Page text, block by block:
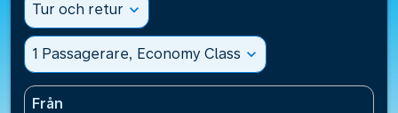
Tur och retur expand_more
1 Passagerare, Economy Class expand_more
Från